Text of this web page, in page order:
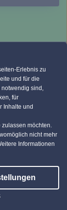
Erlebnis zu
und für die
sind,
für
Inhalte und
möchten.
nicht mehr
Informationen